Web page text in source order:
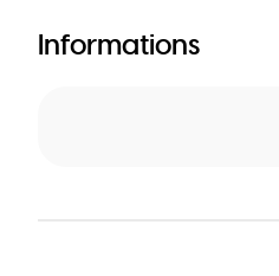
Informations